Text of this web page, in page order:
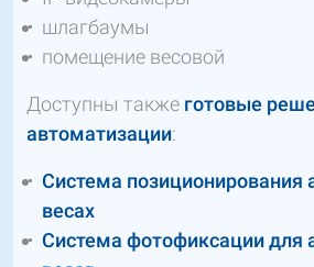
шлагбаумы
помещение весовой
Доступны также готовые
автоматизации:
Система позиционирования
весах
Система фотофиксации для